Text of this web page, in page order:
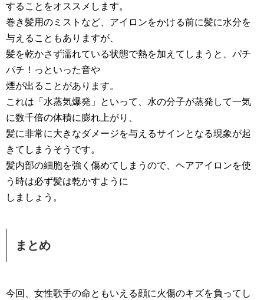
することをオススメします。
巻き髪用のミストなど、アイロンをかける前に髪に水分を
与えることもありますが、
髪を乾かさず濡れている状態で熱を加えてしまうと、パチ
パチ！っといった音や
煙が出ることがあります。
これは「水蒸気爆発」といって、水の分子が蒸発して一気
に数千倍の体積に膨れ上がり、
髪に非常に大きなダメージを与えるサインとなる現象が起
きてしまうそうです。
髪内部の細胞を強く傷めてしまうので、ヘアアイロンを使
う時は必ず髪は乾かすように
しましょう。
まとめ
今回、女性歌手の命ともいえる顔に火傷のキズを負ってし